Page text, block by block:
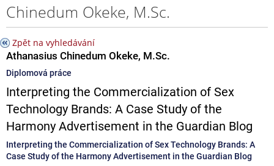
Chinedum Okeke, M.Sc.
Zpět na vyhledávání
Athanasius Chinedum Okeke, M.Sc.
Diplomová práce
Interpreting the Commercialization of Sex
Technology Brands: A Case Study of the
Harmony Advertisement in the Guardian Blog
Interpreting the Commercialization of Sex Technology Brands: A
Case Study of the Harmony Advertisement in the Guardian Blog